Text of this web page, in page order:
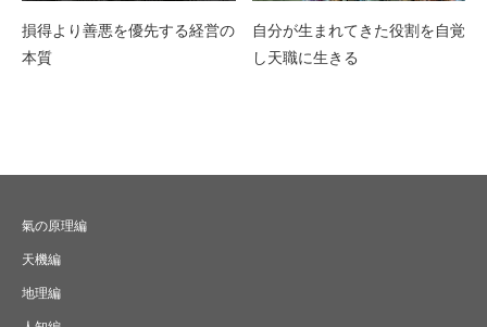
損得より善悪を優先する経営の
本質
自分が生まれてきた役割を自覚
し天職に生きる
氣の原理編
天機編
地理編